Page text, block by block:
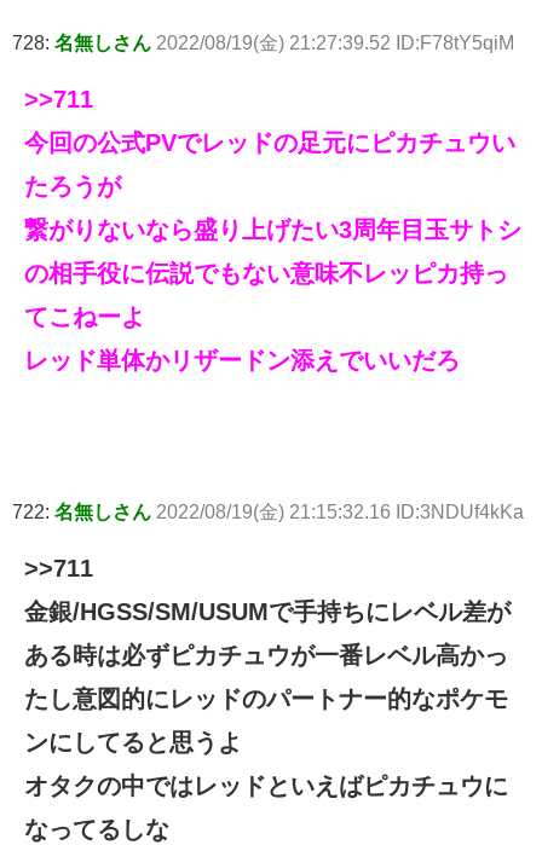
728: 名無しさん 2022/08/19(金) 21:27:39.52 ID:F78tY5qiM
>>711
今回の公式PVでレッドの足元にピカチュウい
たろうが
繋がりないなら盛り上げたい3周年目玉サトシ
の相手役に伝説でもない意味不レッピカ持っ
てこねーよ
レッド単体かリザードン添えでいいだろ
722: 名無しさん 2022/08/19(金) 21:15:32.16 ID:3NDUf4kKa
>>711
金銀/HGSS/SM/USUMで手持ちにレベル差が
ある時は必ずピカチュウが一番レベル高かっ
たし意図的にレッドのパートナー的なポケモ
ンにしてると思うよ
オタクの中ではレッドといえばピカチュウに
なってるしな